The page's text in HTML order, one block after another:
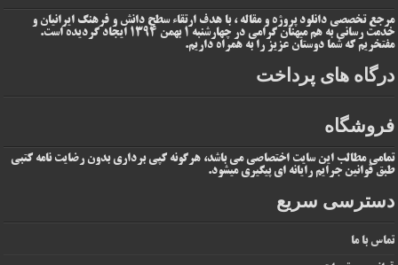
مرجع تخصصی دانلود پروژه و مقاله ، با هدف ارتقاء سطح دانش و فرهنگ ایرانیان و
خدمت رسانی به هم میهنان گرامی در چهارشنبه 1 بهمن 1394 ایجاد گردیده است.
مفتخریم که شما دوستان عزیز را به همراه داریم.
درگاه های پرداخت
فروشگاه
تمامی مطالب این سایت اختصاصی می باشد، هرگونه کپی برداری بدون رضایت نامه کتبی
طبق قوانین جرایم رایانه ای پیگیری میشود.
دسترسی سریع
تماس با ما